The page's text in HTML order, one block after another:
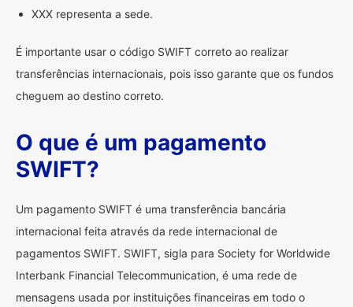
XXX representa a sede.
É importante usar o código SWIFT correto ao realizar
transferências internacionais, pois isso garante que os fundos
cheguem ao destino correto.
O que é um pagamento
SWIFT?
Um pagamento SWIFT é uma transferência bancária
internacional feita através da rede internacional de
pagamentos SWIFT. SWIFT, sigla para Society for Worldwide
Interbank Financial Telecommunication, é uma rede de
mensagens usada por instituições financeiras em todo o